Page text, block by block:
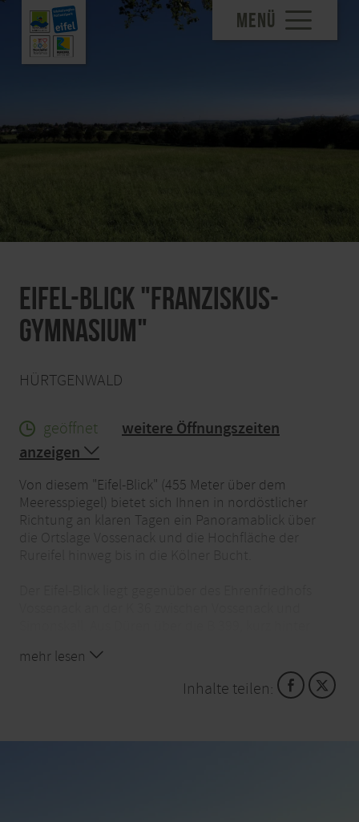
MENÜ
Eifel-Blick "Franziskus-
Gymnasium"
HÜRTGENWALD
geöffnet
weitere Öffnungszeiten
anzeigen
Von diesem "Eifel-Blick" (455 Meter über dem
Meeresspiegel) bietet sich Ihnen in nordöstlicher
Richtung an klaren Tagen ein Panoramablick über
die Ortslage Vossenack und die Hochfläche der
wechseln. Aus Heimbach über die L 218 bis
Vossenack, dort auf die B 399 Richtung Lammersdorf
wechseln und kurz hinter Vossenack nach links auf
mehr lesen
Inhalte teilen: